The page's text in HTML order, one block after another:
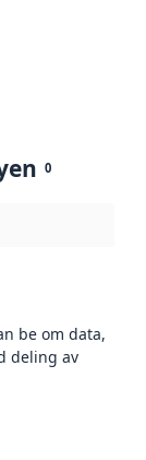
0
be om data,
deling av